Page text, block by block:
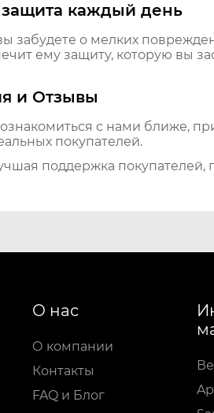
каждый день
забудете о мелких
ему защиту, которую вы
и Отзывы
с нами ближе,
покупателей.
поддержка покупателей,
О нас
О компании
Контакты
FAQ и Блог